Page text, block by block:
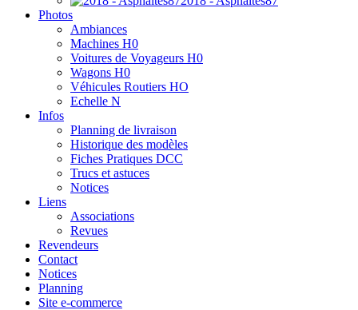
Photos
Ambiances
Machines H0
Voitures de Voyageurs H0
Wagons H0
Véhicules Routiers HO
Echelle N
Infos
Planning de livraison
Historique des modèles
Fiches Pratiques DCC
Trucs et astuces
Notices
Liens
Associations
Revues
Revendeurs
Contact
Notices
Planning
Site e-commerce